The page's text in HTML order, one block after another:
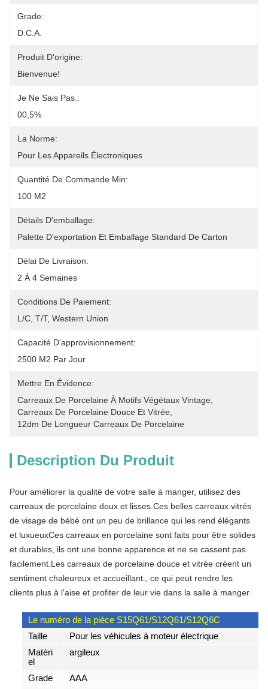
Grade:
D.C.A.
Produit D'origine:
Bienvenue!
Je Ne Sais Pas.:
00,5%
La Norme:
Pour Les Appareils Électroniques
Quantité De Commande Min:
100 M2
Détails D'emballage:
Palette D'exportation Et Emballage Standard De Carton
Délai De Livraison:
2 À 4 Semaines
Conditions De Paiement:
L/C, T/T, Western Union
Capacité D'approvisionnement:
2500 M2 Par Jour
Mettre En Évidence:
Carreaux De Porcelaine À Motifs Végétaux Vintage
Carreaux De Porcelaine Douce Et Vitrée
12dm De Longueur Carreaux De Porcelaine
Description Du Produit
Pour améliorer la qualité de votre salle à manger, utilisez des
carreaux de porcelaine doux et lisses.Ces belles carreaux vitrés
de visage de bébé ont un peu de brillance qui les rend élégants
et luxueuxCes carreaux en porcelaine sont faits pour être solides
et durables, ils ont une bonne apparence et ne se cassent pas
facilement.Les carreaux de porcelaine douce et vitrée créent un
sentiment chaleureux et accueillant., ce qui peut rendre les
clients plus à l'aise et profiter de leur vie dans la salle à manger.
Le numéro de la pièce S15Q61/S12Q61/S12Q6C
Taille
Pour les véhicules à moteur électrique
Matéri
el
argileux
Grade
AAA